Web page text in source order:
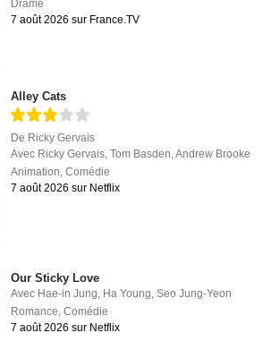
Drame
7 août 2026 sur France.TV
Alley Cats
De Ricky Gervais
Avec Ricky Gervais,Tom Basden,Andrew Brooke
Animation,Comédie
7 août 2026 sur Netflix
Our Sticky Love
Avec Hae-in Jung, Ha Young,Seo Jung-Yeon
Romance,Comédie
7 août 2026 sur Netflix